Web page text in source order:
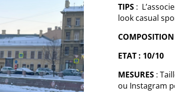
TIPS :
look casual
ETAT : 10/10
MESURES :
ou Instagram